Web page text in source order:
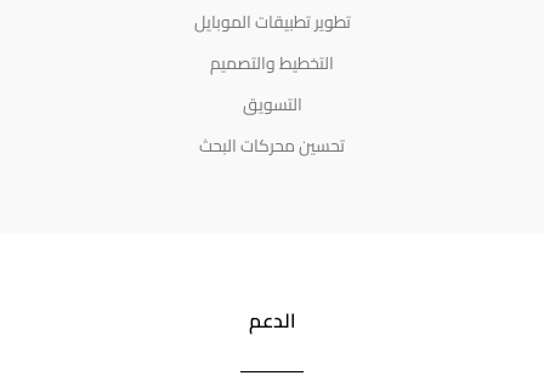
تطوير تطبيقات الموبايل
التخطيط والتصميم
التسويق
تحسين محركات البحث
الدعم